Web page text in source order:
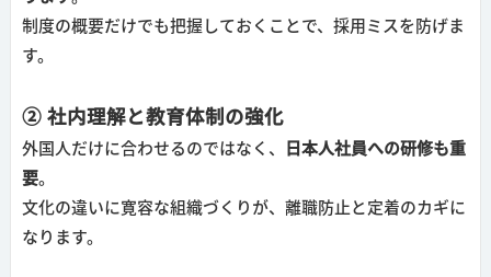
制度の概要だけでも把握しておくことで、採用ミスを防げま
す。
② 社内理解と教育体制の強化
外国人だけに合わせるのではなく、
日本人社員への研修も重
要。
文化の違いに寛容な組織づくりが、離職防止と定着のカギに
なります。